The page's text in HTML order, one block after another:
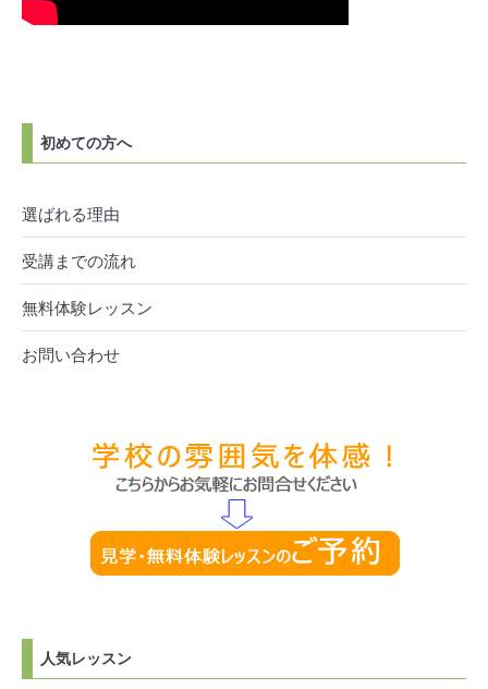
初めての方へ
選ばれる理由
受講までの流れ
無料体験レッスン
お問い合わせ
人気レッスン